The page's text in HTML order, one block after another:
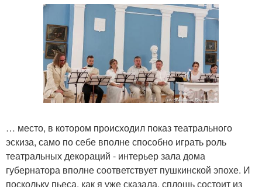
… место, в котором происходил показ театрального
эскиза, само по себе вполне способно играть роль
театральных декораций - интерьер зала дома
губернатора вполне соответствует пушкинской эпохе. И
поскольку пьеса, как я уже сказала, сплошь состоит из